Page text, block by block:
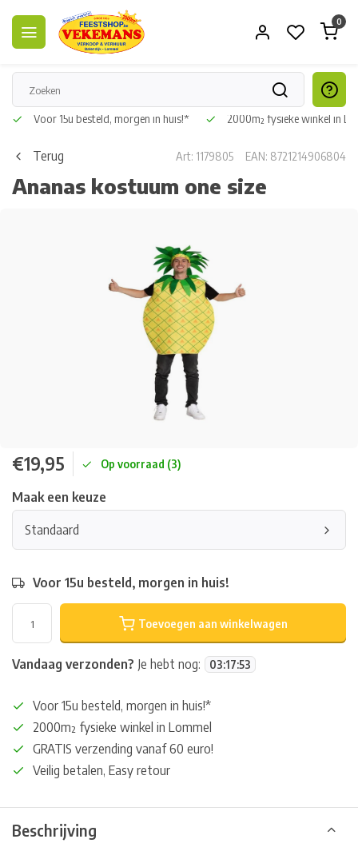
0
Voor 15u besteld, morgen in huis!* 2000m² fysieke winkel in
Terug Art: 1179805 EAN: 8721214906804
Ananas kostuum one size
€19,95 Op voorraad (3)
Maak een keuze
Standaard
Voor 15u besteld, morgen in huis!
Toevoegen aan winkelwagen
Vandaag verzonden? Je hebt nog: 03:17:53
Voor 15u besteld, morgen in huis!*
2000m² fysieke winkel in Lommel
GRATIS verzending vanaf 60 euro!
Veilig betalen, Easy retour
Beschrijving